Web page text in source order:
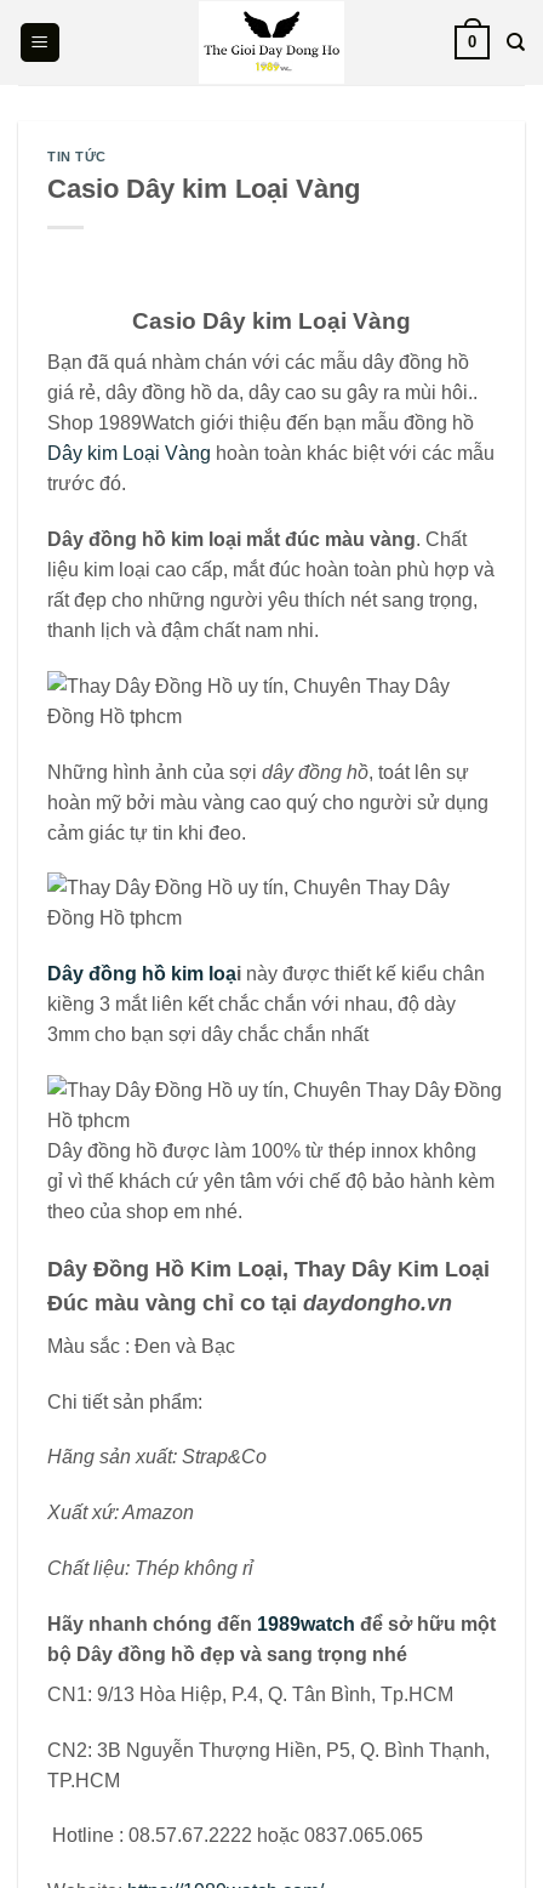
0
TIN TỨC
Casio Dây kim Loại Vàng
Casio Dây kim Loại Vàng
Bạn đã quá nhàm chán với các mẫu dây đồng hồ
giá rẻ, dây đồng hồ da, dây cao su gây ra mùi hôi..
Shop 1989Watch giới thiệu đến bạn mẫu đồng hồ
Dây kim Loại Vàng hoàn toàn khác biệt với các mẫu
trước đó.
Dây đồng hồ kim loại mắt đúc màu vàng. Chất
liệu kim loại cao cấp, mắt đúc hoàn toàn phù hợp và
rất đẹp cho những người yêu thích nét sang trọng,
thanh lịch và đậm chất nam nhi.
Những hình ảnh của sợi dây đồng hồ, toát lên sự
hoàn mỹ bởi màu vàng cao quý cho người sử dụng
cảm giác tự tin khi đeo.
Dây đồng hồ kim loại này được thiết kế kiểu chân
kiềng 3 mắt liên kết chắc chắn với nhau, độ dày
3mm cho bạn sợi dây chắc chắn nhất
Dây đồng hồ được làm 100% từ thép innox không
gỉ vì thế khách cứ yên tâm với chế độ bảo hành kèm
theo của shop em nhé.
Dây Đồng Hồ Kim Loại, Thay Dây Kim Loại
Đúc màu vàng chỉ co tại daydongho.vn
Màu sắc : Đen và Bạc
Chi tiết sản phẩm:
Hãng sản xuất: Strap&Co
Xuất xứ: Amazon
Chất liệu: Thép không rỉ
Hãy nhanh chóng đến 1989watch để sở hữu một
bộ Dây đồng hồ đẹp và sang trọng nhé
CN1: 9/13 Hòa Hiệp, P.4, Q. Tân Bình, Tp.HCM
CN2: 3B Nguyễn Thượng Hiền, P5, Q. Bình Thạnh,
TP.HCM
Hotline : 08.57.67.2222 hoặc 0837.065.065